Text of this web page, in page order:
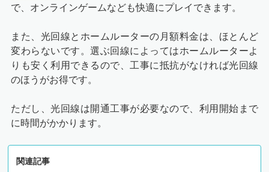
で、オンラインゲームなども快適にプレイできます。
また、光回線とホームルーターの月額料金は、ほとんど
変わらないです。選ぶ回線によってはホームルーターよ
りも安く利用できるので、工事に抵抗がなければ光回線
のほうがお得です。
ただし、光回線は開通工事が必要なので、利用開始まで
に時間がかかります。
関連記事